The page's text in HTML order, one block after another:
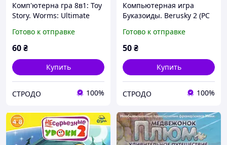
Комп'ютерна гра 8в1: Toy
Story. Worms: Ultimate
DVD)
Готово к отправке
60₴
Купить
СТРОДО 100%
Компьютерная игра
Буказоиды. Berusky 2 (PC
Готово к отправке
50₴
Купить
СТРОДО 100%